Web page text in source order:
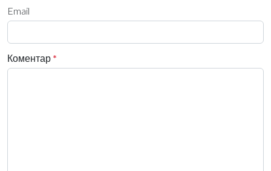
Email
Коментар *